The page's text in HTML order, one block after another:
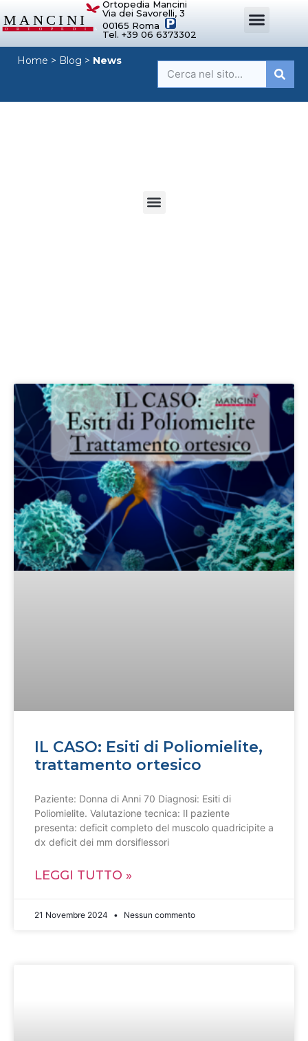
Ortopedia Mancini
Via dei Savorelli, 3
00165 Roma
Tel. +39 06 6373302
Home > Blog > News
IL CASO: Esiti di Poliomielite,
trattamento ortesico
Paziente: Donna di Anni 70 Diagnosi: Esiti di
Poliomielite. Valutazione tecnica: Il paziente
presenta: deficit completo del muscolo quadricipite a
dx deficit dei mm dorsiflessori
LEGGI TUTTO »
21 Novembre 2024 Nessun commento